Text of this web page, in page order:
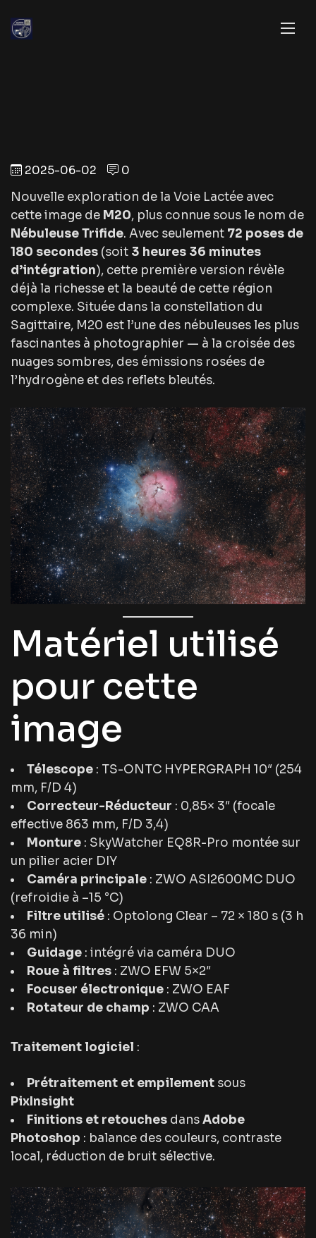
2025-06-02
0
Nouvelle exploration de la Voie Lactée avec
cette image de M20, plus connue sous le nom de
Nébuleuse Trifide. Avec seulement 72 poses de
180 secondes (soit 3 heures 36 minutes
d’intégration), cette première version révèle
déjà la richesse et la beauté de cette région
complexe. Située dans la constellation du
Sagittaire, M20 est l’une des nébuleuses les plus
fascinantes à photographier — à la croisée des
nuages sombres, des émissions rosées de
l’hydrogène et des reflets bleutés.
Matériel utilisé
pour cette
image
Télescope : TS-ONTC HYPERGRAPH 10″ (254
mm, F/D 4)
Correcteur-Réducteur : 0,85× 3″ (focale
effective 863 mm, F/D 3,4)
Monture : SkyWatcher EQ8R-Pro montée sur
un pilier acier DIY
Caméra principale : ZWO ASI2600MC DUO
(refroidie à –15 °C)
Filtre utilisé : Optolong Clear – 72 × 180 s (3 h
36 min)
Guidage : intégré via caméra DUO
Roue à filtres : ZWO EFW 5×2″
Focuser électronique : ZWO EAF
Rotateur de champ : ZWO CAA
Traitement logiciel :
Prétraitement et empilement sous
PixInsight
Finitions et retouches dansAdobe
Photoshop : balance des couleurs, contraste
local, réduction de bruit sélective.